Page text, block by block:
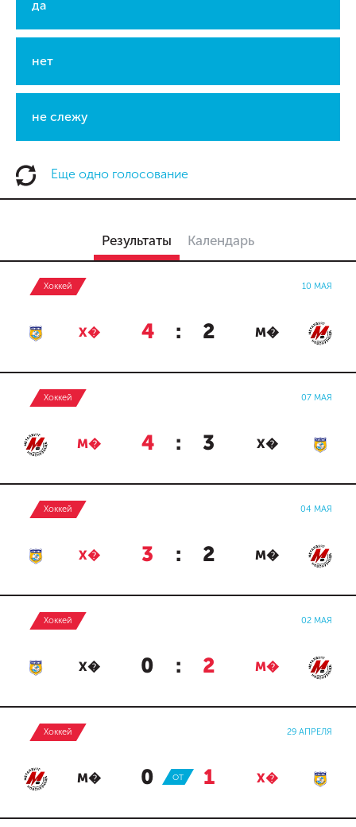
да
нет
не слежу
Еще одно голосование
Результаты Календарь
Хоккей 10 МАЯ
Х� 4 : 2 М�
Хоккей 07 МАЯ
М� 4 : 3 Х�
Хоккей 04 МАЯ
Х� 3 : 2 М�
Хоккей 02 МАЯ
Х� 0 : 2 М�
Хоккей 29 АПРЕЛЯ
М� 0 : 1 Х�
ОТ